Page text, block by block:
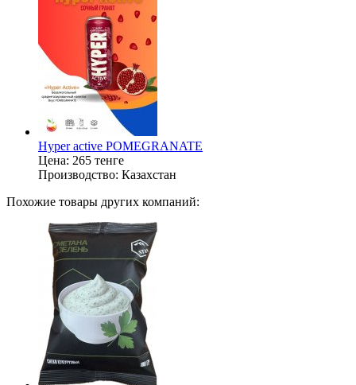
Hyper active POMEGRANATE
Цена: 265 тенге
Производство: Казахстан
Похожие товары других компаний: